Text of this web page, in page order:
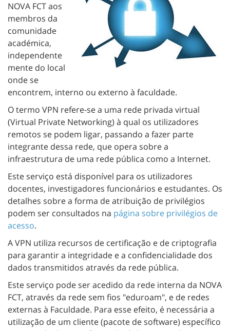
NOVA FCT aos
membros da
comunidade
académica,
independente
mente do local
onde se
encontrem, interno ou externo à faculdade.
O termo VPN refere-se a uma rede privada virtual
(Virtual Private Networking) à qual os utilizadores
remotos se podem ligar, passando a fazer parte
integrante dessa rede, que opera sobre a
infraestrutura de uma rede pública como a Internet.
Este serviço está disponível para os utilizadores
docentes, investigadores funcionários e estudantes. Os
detalhes sobre a forma de atribuição de privilégios
podem ser consultados na página sobre privilégios de
acesso.
A VPN utiliza recursos de certificação e de criptografia
para garantir a integridade e a confidencialidade dos
dados transmitidos através da rede pública.
Este serviço pode ser acedido da rede interna da NOVA
FCT, através da rede sem fios "eduroam", e de redes
externas à Faculdade. Para esse efeito, é necessária a
utilização de um cliente (pacote de software) específico